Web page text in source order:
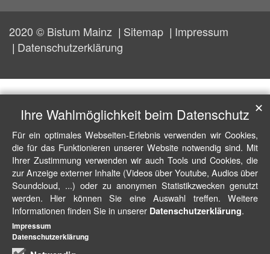
2020 © Bistum Mainz Sitemap
Impressum
Datenschutzerklärung
Ihre Wahlmöglichkeit beim Datenschutz
Für ein optimales Webseiten-Erlebnis verwenden wir Cookies,
die für das Funktionieren unserer Website notwendig sind. Mit
Ihrer Zustimmung verwenden wir auch Tools und Cookies, die
zur Anzeige externer Inhalte (Videos über Youtube, Audios über
Soundcloud, ...) oder zu anonymen Statistikzwecken genutzt
werden. Hier können Sie eine Auswahl treffen. Weitere
Informationen finden Sie in unserer Datenschutzerklärung.
✕
Impressum
Datenschutzerklärung